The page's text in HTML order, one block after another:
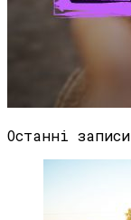
Останні записи